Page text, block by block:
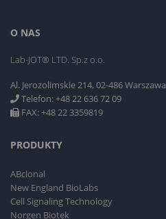
O NAS
Lab-JOT® LTD. Sp.z o.o.
Al. Jerozolimskie 214, 02-486 Warszawa
Telefon: +48 22 636 72 09
FAX: +48 22 3359819
PRODUKTY
ABclonal
New England BioLabs
Cell Signaling Technology
Norgen Biotek